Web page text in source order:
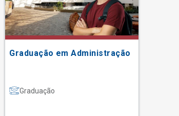
Graduação em Administração
Graduação